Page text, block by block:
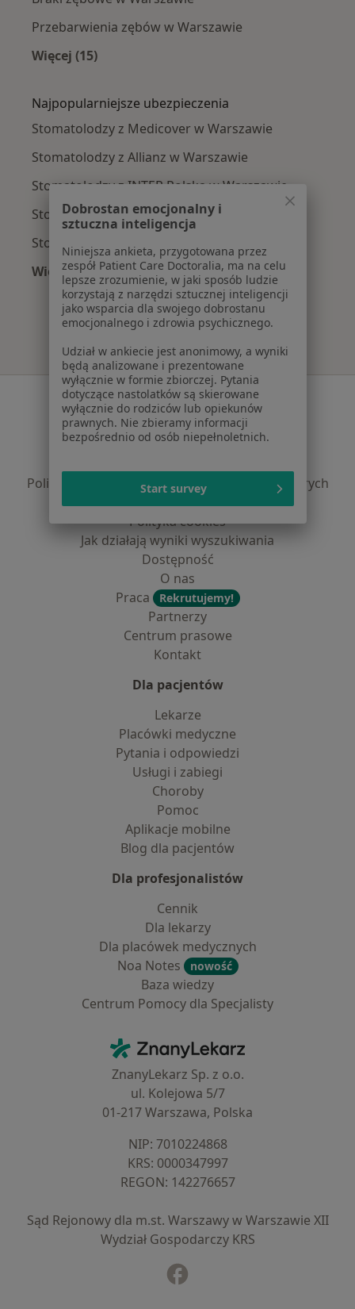
Przebarwienia zębów w Warszawie
Więcej (15)
Najpopularniejsze ubezpieczenia
Stomatolodzy z Medicover w Warszawie
Stomatolodzy z Allianz w Warszawie
Stomatolodzy z INTER Polska w Warszawie
Stomatolodzy z Signal Iduna w Warszawie
Stomatolodzy z Compensa w Warszawie
Więcej (9)
Więcej w kategorii: Najpopularniejsze
Serwis
Regulamin
Polityka prywatności pacjentów
Polityka prywatności dla profesjonalistów, których
dane pozyskaliśmy samodzielnie
Polityka cookies
Jak działają wyniki wyszukiwania
Dostępność
O nas
Praca
Rekrutujemy!
Partnerzy
Centrum prasowe
Kontakt
Dla pacjentów
Lekarze
Placówki medyczne
Pytania i odpowiedzi
Usługi i zabiegi
Choroby
Pomoc
Aplikacje mobilne
Blog dla pacjentów
Dla profesjonalistów
Cennik
Dla lekarzy
Dla placówek medycznych
Noa Notes
nowość
Baza wiedzy
Centrum Pomocy dla Specjalisty
ZnanyLekarz - Strona główna
ZnanyLekarz Sp. z o.o.
ul. Kolejowa 5/7
01-217 Warszawa, Polska
NIP: ⁠7010224868
KRS: ⁠0000347997
REGON: ⁠142276657
Sąd Rejonowy dla m.st. Warszawy w Warszawie XII
Wydział Gospodarczy KRS
Dobrostan emocjonalny i
sztuczna inteligencja
Niniejsza ankieta, przygotowana przez
zespół Patient Care Doctoralia, ma na celu
lepsze zrozumienie, w jaki sposób ludzie
korzystają z narzędzi sztucznej inteligencji
jako wsparcia dla swojego dobrostanu
emocjonalnego i zdrowia psychicznego.
Udział w ankiecie jest anonimowy, a wyniki
będą analizowane i prezentowane
wyłącznie w formie zbiorczej. Pytania
dotyczące nastolatków są skierowane
wyłącznie do rodziców lub opiekunów
prawnych. Nie zbieramy informacji
bezpośrednio od osób niepełnoletnich.
Start survey